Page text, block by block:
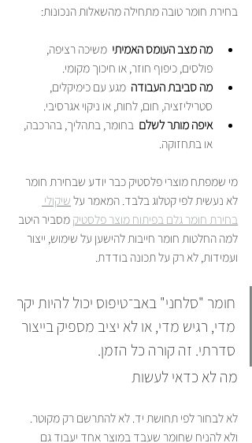
בחירת חומר טובה מתחילה מהשאלות הנכונות:
מה מצב העומס האמיתי
  משיכה רציפה,
פולסים, כיפוף חוזר, או חיכוך מקומי.
מה סביבת העבודה
  מגע עם כימיקלים,
סטריליזציה, חום, לחות, או ניקוי אגרסיבי.
איפה מותר לשלם
  בחומר, בתהליך, בהרכבה,
או בתחזוקה.
מי שמפתח מוצרי פלסטיק כבר יודע שבחירת חומר
לא נעשית לפי קטלוג בלבד. המאמר על שיקולי
בחירת חומר גלם בפיתוח מוצר פלסטיק מסביר היטב
למה החלטות חומר חייבות להישען על שימוש, ייצור
ועמידות, לא רק על תכונה בודדת.
חומר "סלחני" באב־טיפוס יכול להיות יקר
מדי, רגיש מדי, או לא יציב מספיק בייצור
סדרתי. זה קורה כל הזמן.
מה לא כדאי לעשות
לא לבחור לפי תחושת יד. לא להתרשם רק מקוטר.
ולא להניח שחומר שעבד במוצר אחד יעבוד גם